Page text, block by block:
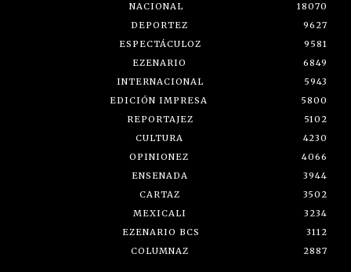
NACIONAL
18070
DEPORTEZ
9627
ESPECTÁCULOZ
9581
EZENARIO
6849
INTERNACIONAL
5943
EDICIÓN IMPRESA
5800
REPORTAJEZ
5102
CULTURA
4230
OPINIONEZ
4066
ENSENADA
3944
CARTAZ
3502
MEXICALI
3234
EZENARIO BCS
3112
COLUMNAZ
2887